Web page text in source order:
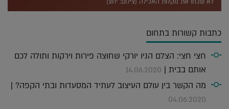
כתבות קשורות בתחום
חצי חצי: הצלם הניו יורקי שחוצה פירות וירקות ותולה לכם
אותם בבית | 14.06.2020
מה הקשר בין עולם העיצוב לעתיד המסעדות ובתי הקפה? |
04.06.2020